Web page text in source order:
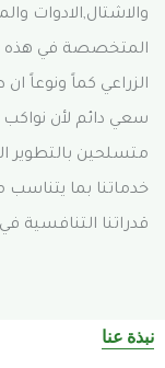
والاشتال,الادوات
المتخصصة في هذه
الزراعي كماً ونوعاً
سعي دائم لأن نواكب
متسلحين بالتطوير
خدماتنا بما يتناسب
قدراتنا التنافسية
نبذة عنا